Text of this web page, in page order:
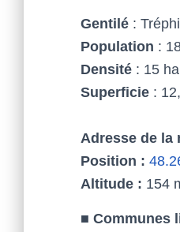
Gentilé :
Population :
Densité : 15
Superficie :
Adresse de la
Position :
Altitude : 154
■ Communes